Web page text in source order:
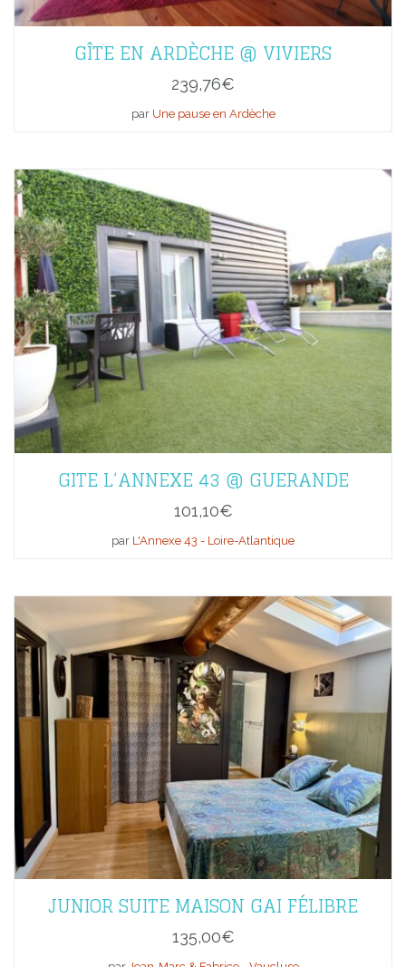
GÎTE EN ARDÈCHE @ VIVIERS
239,76€
par Une pause en Ardèche
GITE L’ANNEXE 43 @ GUERANDE
101,10€
par L'Annexe 43 - Loire-Atlantique
JUNIOR SUITE MAISON GAI FÉLIBRE
135,00€